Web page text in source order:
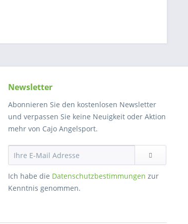
Newsletter
Abonnieren Sie den kostenlosen Newsletter
und verpassen Sie keine Neuigkeit oder Aktion
mehr von Cajo Angelsport.
Ich habe die Datenschutzbestimmungen zur
Kenntnis genommen.